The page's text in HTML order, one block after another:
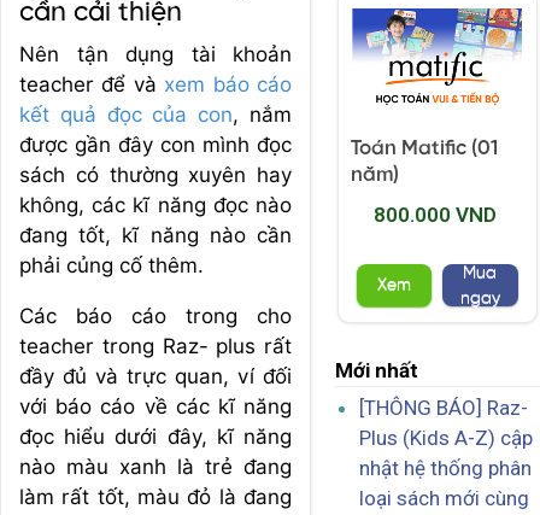
cần cải thiện
Nên tận dụng tài khoản
teacher để và xem báo cáo
kết quả đọc của con, nắm
được gần đây con mình đọc
sách có thường xuyên hay
không, các kĩ năng đọc nào
đang tốt, kĩ năng nào cần
phải củng cố thêm.
Các báo cáo trong cho
teacher trong Raz- plus rất
đầy đủ và trực quan, ví đối
với báo cáo về các kĩ năng
đọc hiểu dưới đây, kĩ năng
nào màu xanh là trẻ đang
làm rất tốt, màu đỏ là đang
Toán Matific (01
năm)
800.000 VND
Xem
Mua
ngay
Mới nhất
[THÔNG BÁO] Raz-
Plus (Kids A-Z) cập
nhật hệ thống phân
loại sách mới cùng